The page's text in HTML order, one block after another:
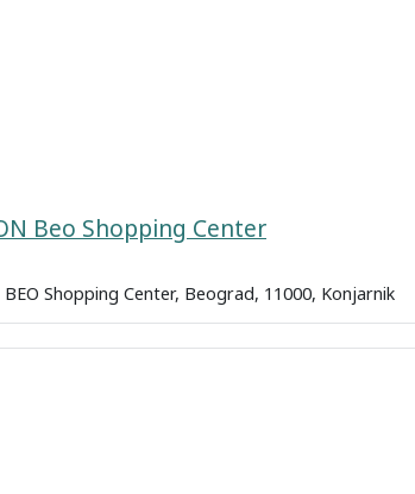
Beo Shopping Center
Shopping Center, Beograd, 11000, Konjarnik